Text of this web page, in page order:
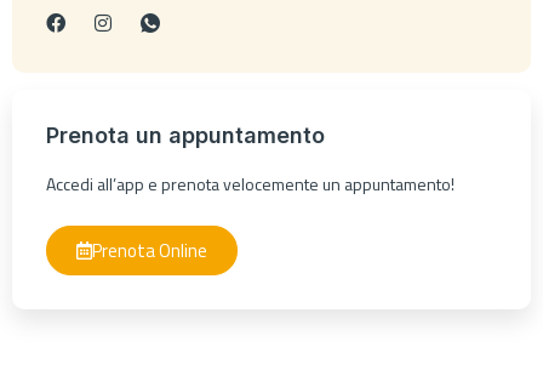
Prenota un appuntamento
Accedi all’app e prenota velocemente un appuntamento!
Prenota Online